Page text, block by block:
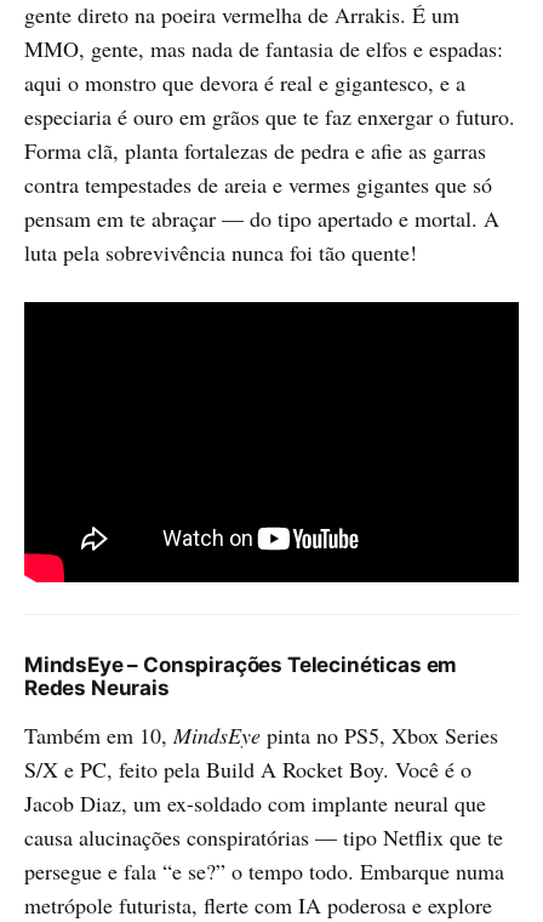
gente direto na poeira vermelha de Arrakis. É um
MMO, gente, mas nada de fantasia de elfos e espadas:
aqui o monstro que devora é real e gigantesco, e a
especiaria é ouro em grãos que te faz enxergar o futuro.
Forma clã, planta fortalezas de pedra e afie as garras
contra tempestades de areia e vermes gigantes que só
pensam em te abraçar — do tipo apertado e mortal. A
luta pela sobrevivência nunca foi tão quente!
MindsEye – Conspirações Telecinéticas em
Redes Neurais
Também em 10,MindsEye pinta no PS5, Xbox Series
S/X e PC, feito pela Build A Rocket Boy. Você é o
Jacob Diaz, um ex-soldado com implante neural que
causa alucinações conspiratórias — tipo Netflix que te
persegue e fala “e se?” o tempo todo. Embarque numa
metrópole futurista, flerte com IA poderosa e explore